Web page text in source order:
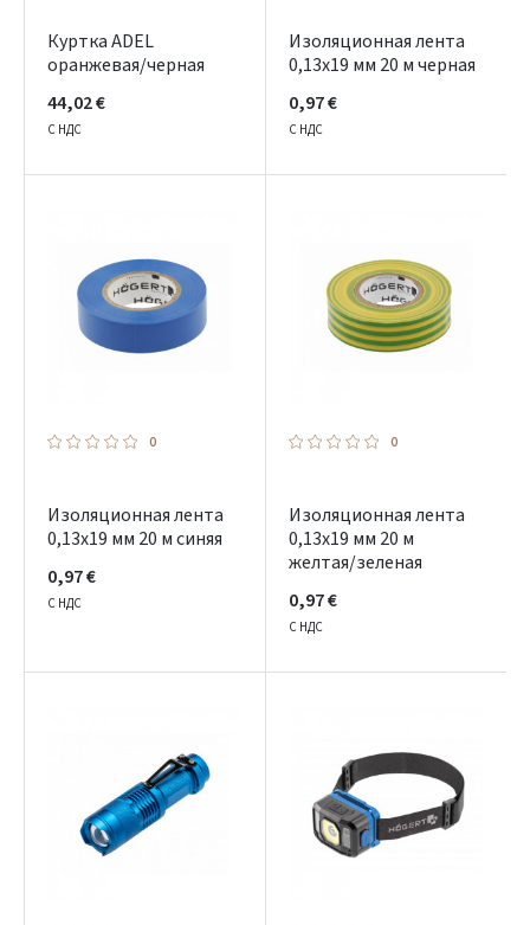
Куртка ADEL
оранжевая/черная
44,02 €
С НДС
Изоляционная лента
0,13x19 мм 20 м черная
0,97 €
С НДС
0
Изоляционная лента
0,13x19 мм 20 м синяя
0,97 €
С НДС
0
Изоляционная лента
0,13x19 мм 20 м
желтая/зеленая
0,97 €
С НДС
Prisijungti
Facebook
Google